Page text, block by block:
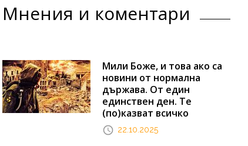
Мнения и коментари
Мили Боже, и това ако са
новини от нормална
държава. От един
единствен ден. Те
(по)казват всичко
22.10.2025